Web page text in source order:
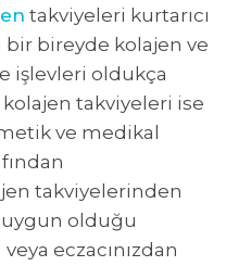
takviyeleri kurtarıcı
bir bireyde kolajen ve
işlevleri oldukça
takviyeleri ise
ve medikal
takviyelerinden
olduğu
eczacınızdan